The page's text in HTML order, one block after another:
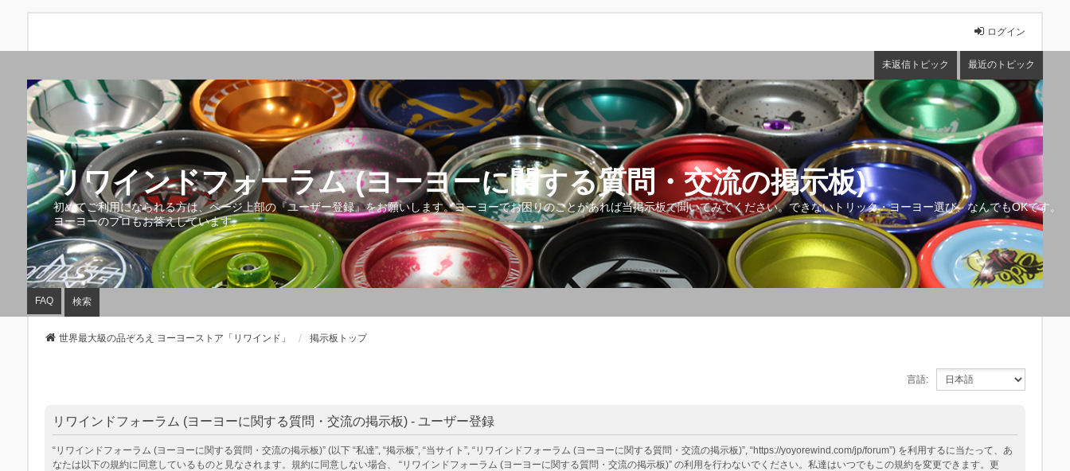
ログイン
未返信トピック 最近のトピック
リワインドフォーラム (ヨーヨーに関する質問・交流の掲示板)
初めてご利用になられる方は、ページ上部の『ユーザー登録』をお願いします。ヨーヨーでお困りのことがあれば当掲示板で聞いてみてください。できないトリック・ヨーヨー選び、なんでもOKです。
ヨーヨーのプロもお答えしています。
FAQ 検索
世界最大級の品ぞろえ ヨーヨーストア「リワインド」 掲示板トップ
言語:
リワインドフォーラム (ヨーヨーに関する質問・交流の掲示板) - ユーザー登録
“リワインドフォーラム (ヨーヨーに関する質問・交流の掲示板)” (以下 “私達”, “掲示板”, “当サイト”, “リワインドフォーラム (ヨーヨーに関する質問・交流の掲示板)”, “https://yoyorewind.com/jp/forum”) を利用するに当たって、あ
なたは以下の規約に同意しているものと見なされます。規約に同意しない場合、 “リワインドフォーラム (ヨーヨーに関する質問・交流の掲示板)” の利用を行わないでください。私達はいつでもこの規約を変更できます。更